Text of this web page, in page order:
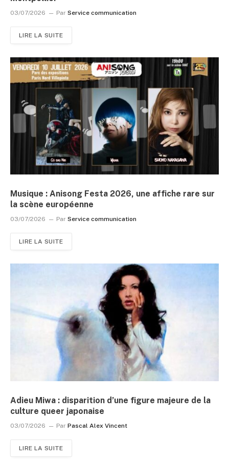
03/07/2026 Par Service communication
LIRE LA SUITE
Musique : Anisong Festa 2026, une affiche rare sur
la scène européenne
03/07/2026 Par Service communication
LIRE LA SUITE
Adieu Miwa : disparition d’une figure majeure de la
culture queer japonaise
03/07/2026 Par Pascal Alex Vincent
LIRE LA SUITE